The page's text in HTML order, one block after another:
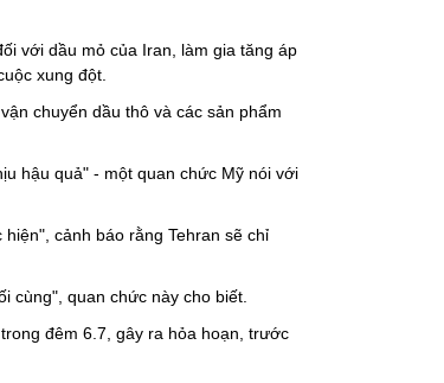
với dầu mỏ của Iran, làm gia tăng áp
xung đột.
chuyển dầu thô và các sản phẩm
hậu quả" - một quan chức Mỹ nói với
cảnh báo rằng Tehran sẽ chỉ
cùng", quan chức này cho biết.
đêm 6.7, gây ra hỏa hoạn, trước